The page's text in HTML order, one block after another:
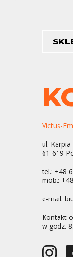
Victus-
ul. Karpia
61-619
tel.: +48
mob.:
e-mail:
Kontakt
w godz.